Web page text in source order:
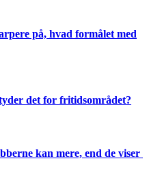
på, hvad formålet med
det for fritidsområdet?
kan mere, end de viser